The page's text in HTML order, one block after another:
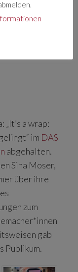
„It’s a wrap:
im DAS
abgehalten.
Sina Moser,
über ihre
zum
gab
Publikum.